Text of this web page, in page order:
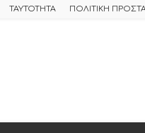
ΤΑΥΤΟΤΗΤΑ ΠΟΛΙΤΙΚΗ